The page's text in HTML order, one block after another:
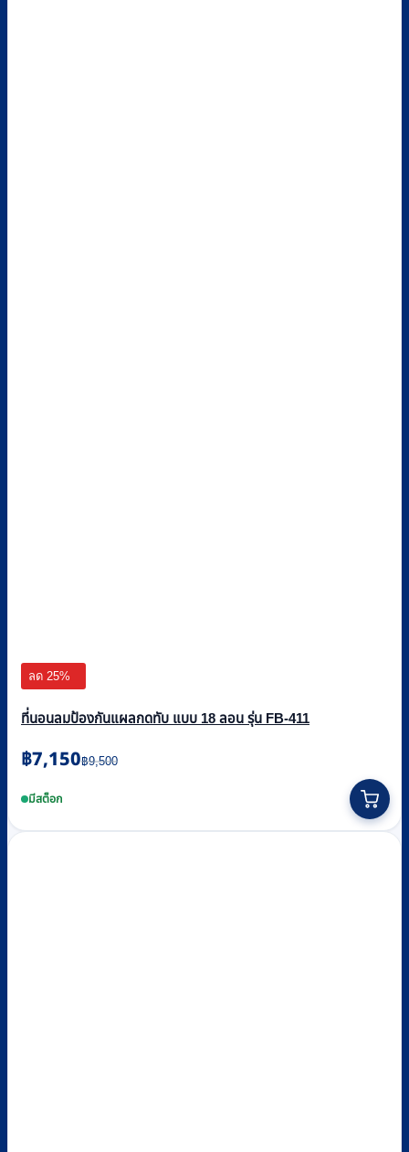
ลด 25%
ที่นอนลมป้องกันแผลกดทับ แบบ 18 ลอน รุ่น FB-411
฿9,500
Original
price
was:
฿7,150
Current
price
is:มีสต็อก